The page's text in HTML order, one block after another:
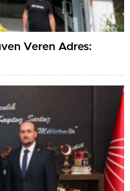
Veren Adres: